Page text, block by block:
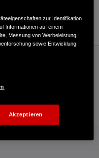
– Honda - HONDA
zur Identifikation
Informationen auf einem
Messung von Werbeleistung
sowie Entwicklung
Akzeptieren